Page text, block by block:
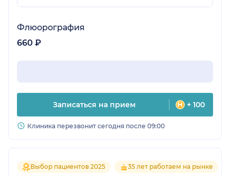
Флюорография
660 ₽
Записаться на прием + 100
Клиника перезвонит сегодня после 09:00
Выбор пациентов 2025 35 лет работаем на рынке